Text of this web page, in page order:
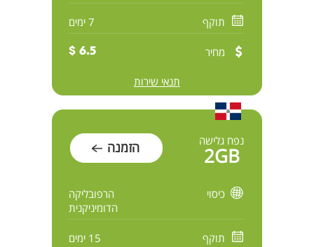
תוקף 7 ימים
מחיר 6.5 $
תנאי שירות
נפח גלישה
2GB הזמנה
כיסוי
הרפובליקה
הדומיניקנית
תוקף 15 ימים